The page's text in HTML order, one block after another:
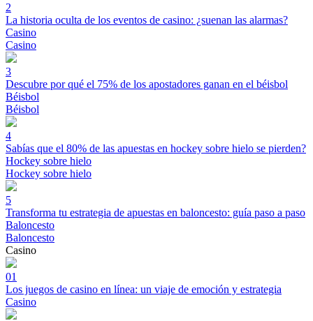
2
La historia oculta de los eventos de casino: ¿suenan las alarmas?
Casino
Casino
3
Descubre por qué el 75% de los apostadores ganan en el béisbol
Béisbol
Béisbol
4
Sabías que el 80% de las apuestas en hockey sobre hielo se pierden?
Hockey sobre hielo
Hockey sobre hielo
5
Transforma tu estrategia de apuestas en baloncesto: guía paso a paso
Baloncesto
Baloncesto
Casino
01
Los juegos de casino en línea: un viaje de emoción y estrategia
Casino